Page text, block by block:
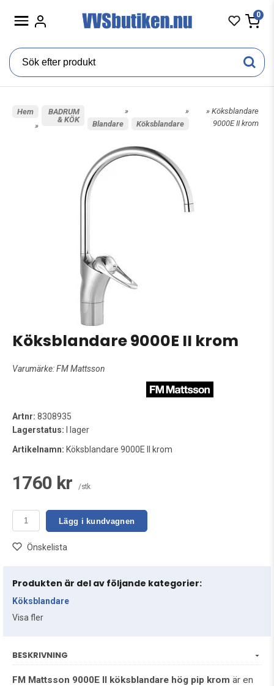
0
Hem
»
BADRUM
& KÖK
»
Blandare
»
Köksblandare
» Köksblandare
9000E II krom
Köksblandare 9000E II krom
Varumärke:FM Mattsson
Artnr: 8308935
Lagerstatus: I lager
Artikelnamn: Köksblandare 9000E II krom
1760 kr /stk
Lägg i kundvagnen
Önskelista
Produkten är del av följande kategorier:
Köksblandare
Visa fler
BESKRIVNING
FM Mattsson 9000E II köksblandare hög pip krom är en